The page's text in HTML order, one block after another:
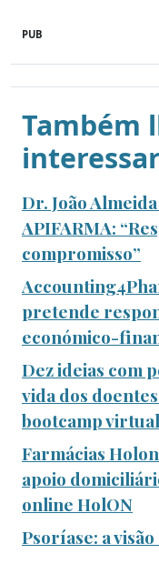
PUB
Também
Dr. João
APIFARMA:
compromisso”
pretende
económico-
Dez ideias com
vida dos
bootcamp virtual
Farmácias
apoio
online HolON
Psoríase: a